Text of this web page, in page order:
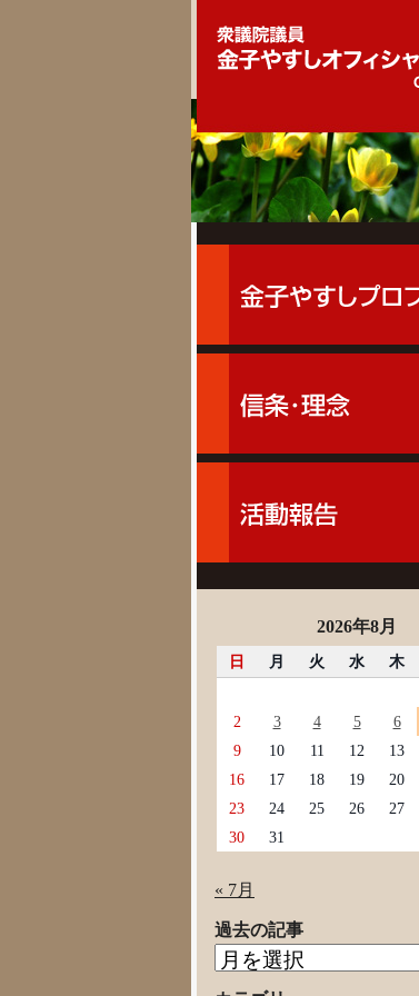
2026年8月
日 月 火 水 木
2
3 4 5 6
9
10 11 12 13
16
17 18 19 20
23
24 25 26 27
30
31
« 7月
過去の記事
過